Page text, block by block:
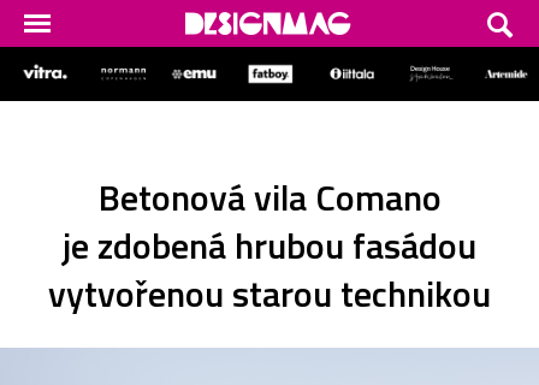
Betonová vila Comano
je zdobená hrubou fasádou
vytvořenou starou technikou